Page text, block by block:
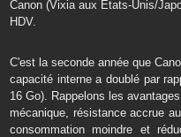
Canon (Vixia aux Etats-Unis/
HDV.
C'est la seconde année que
capacité interne a doublé par
16 Go). Rappelons les
mécanique, résistance accrue
consommation moindre et